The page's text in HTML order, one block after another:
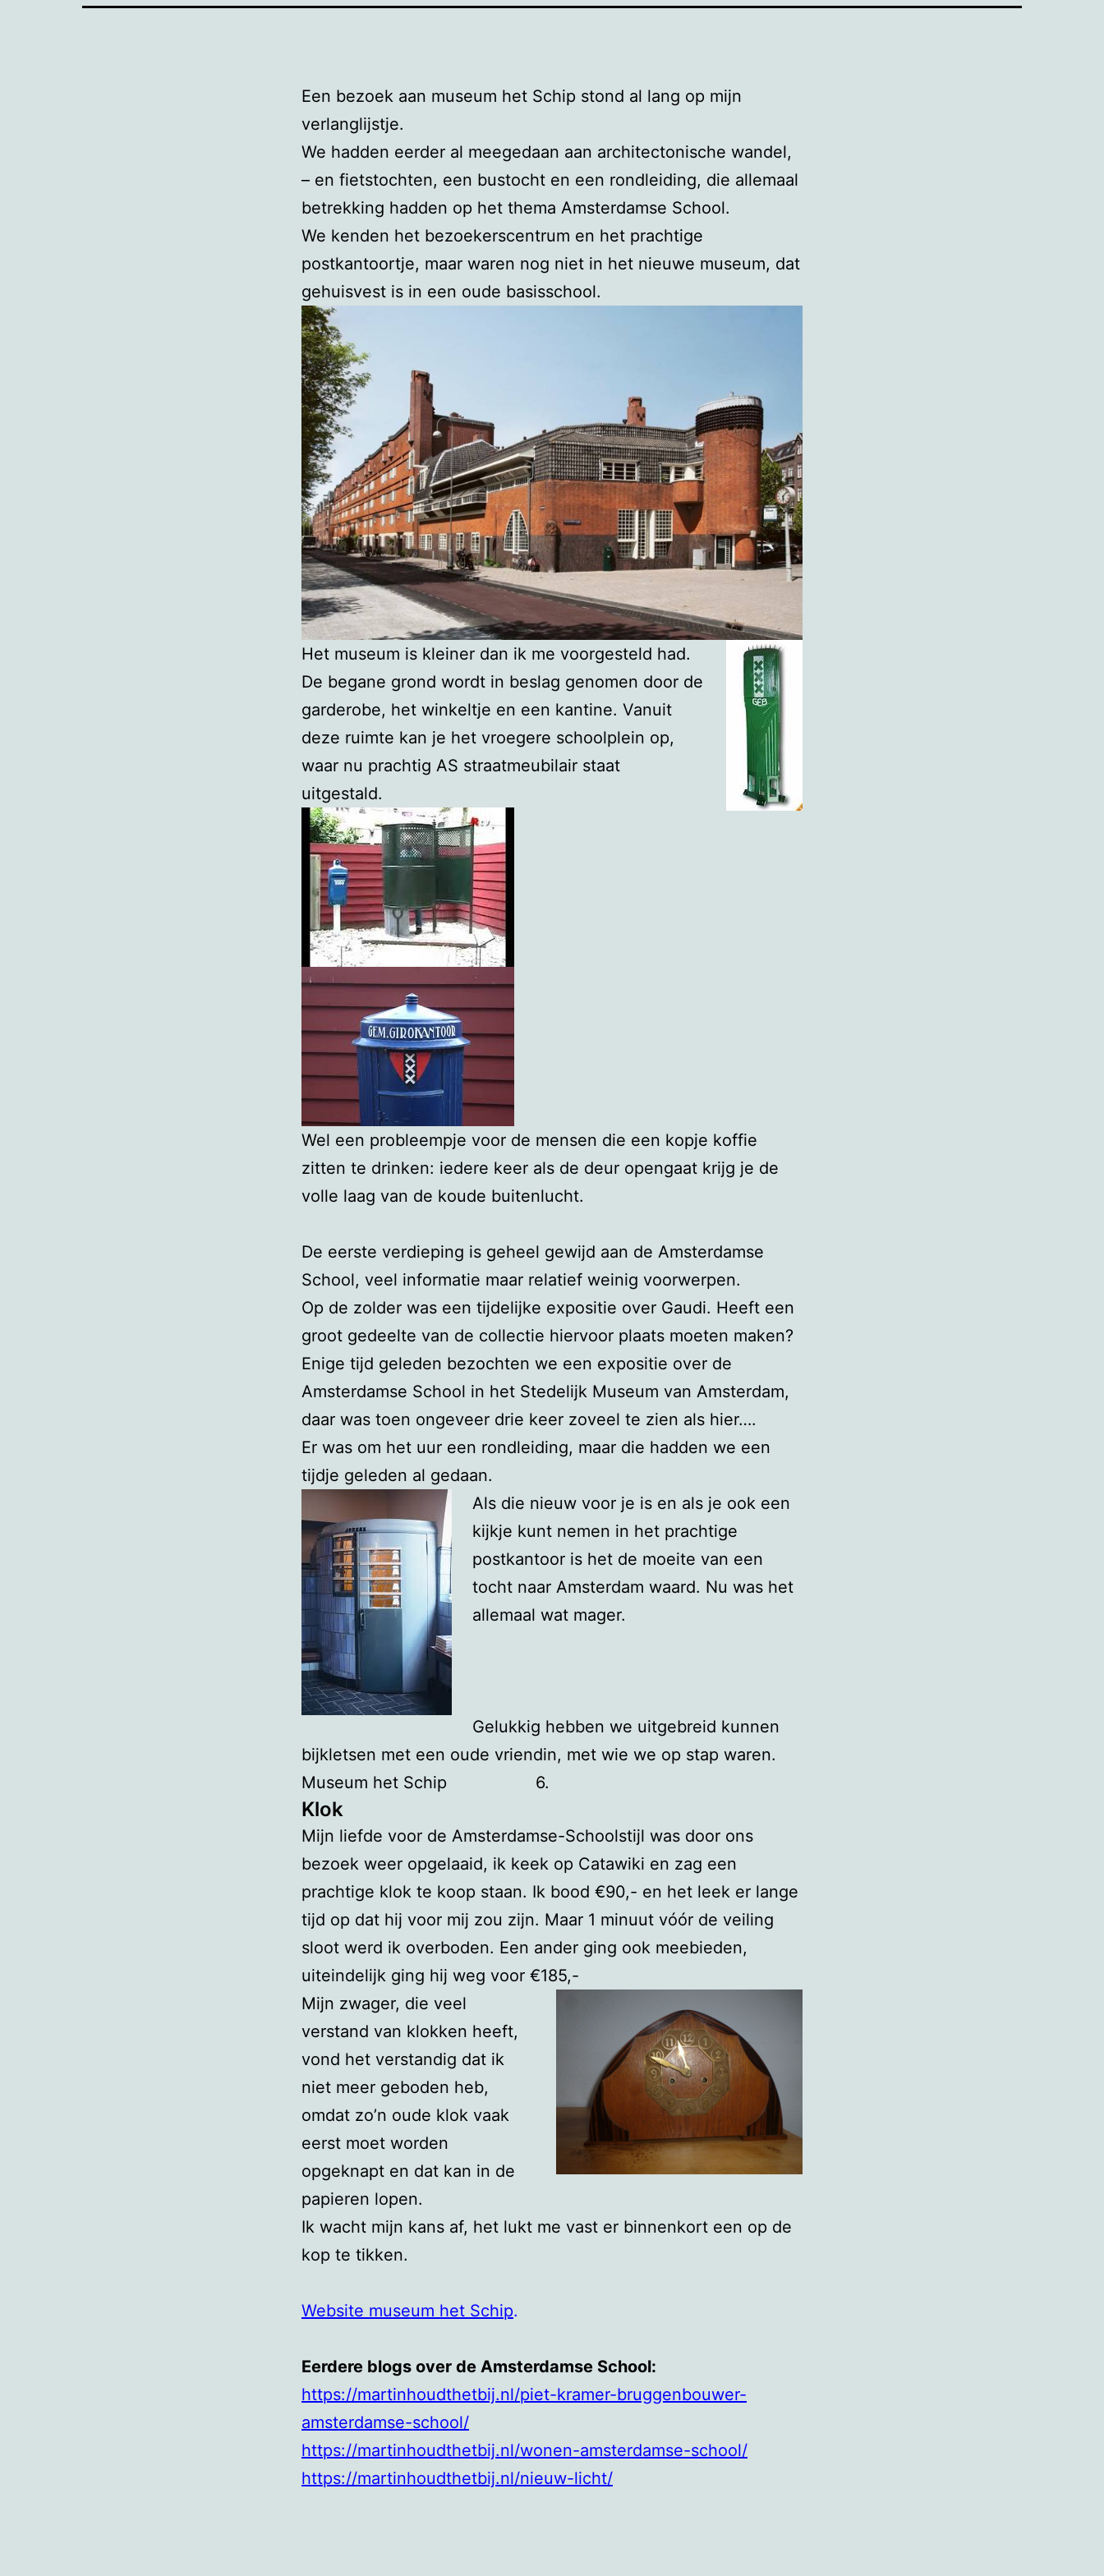
Een bezoek aan museum het Schip stond al lang op mijn
verlanglijstje.
We hadden eerder al meegedaan aan architectonische wandel,
– en fietstochten, een bustocht en een rondleiding, die allemaal
betrekking hadden op het thema Amsterdamse School.
We kenden het bezoekerscentrum en het prachtige
postkantoortje, maar waren nog niet in het nieuwe museum, dat
gehuisvest is in een oude basisschool.
Het museum is kleiner dan ik me voorgesteld had.
De begane grond wordt in beslag genomen door de
garderobe, het winkeltje en een kantine. Vanuit
deze ruimte kan je het vroegere schoolplein op,
waar nu prachtig AS straatmeubilair staat
uitgestald.
Wel een probleempje voor de mensen die een kopje koffie
zitten te drinken: iedere keer als de deur opengaat krijg je de
volle laag van de koude buitenlucht.
De eerste verdieping is geheel gewijd aan de Amsterdamse
School, veel informatie maar relatief weinig voorwerpen.
Op de zolder was een tijdelijke expositie over Gaudi. Heeft een
groot gedeelte van de collectie hiervoor plaats moeten maken?
Enige tijd geleden bezochten we een expositie over de
Amsterdamse School in het Stedelijk Museum van Amsterdam,
daar was toen ongeveer drie keer zoveel te zien als hier….
Er was om het uur een rondleiding, maar die hadden we een
tijdje geleden al gedaan.
Als die nieuw voor je is en als je ook een
kijkje kunt nemen in het prachtige
postkantoor is het de moeite van een
tocht naar Amsterdam waard. Nu was het
allemaal wat mager.
Gelukkig hebben we uitgebreid kunnen
bijkletsen met een oude vriendin, met wie we op stap waren.
Museum het Schip 6.
Klok
Mijn liefde voor de Amsterdamse-Schoolstijl was door ons
bezoek weer opgelaaid, ik keek op Catawiki en zag een
prachtige klok te koop staan. Ik bood €90,- en het leek er lange
tijd op dat hij voor mij zou zijn. Maar 1 minuut vóór de veiling
sloot werd ik overboden. Een ander ging ook meebieden,
uiteindelijk ging hij weg voor €185,-
Mijn zwager, die veel
verstand van klokken heeft,
vond het verstandig dat ik
niet meer geboden heb,
omdat zo’n oude klok vaak
eerst moet worden
opgeknapt en dat kan in de
papieren lopen.
Ik wacht mijn kans af, het lukt me vast er binnenkort een op de
kop te tikken.
Website museum het Schip.
Eerdere blogs over de Amsterdamse School:
https://martinhoudthetbij.nl/piet-kramer-bruggenbouwer-
amsterdamse-school/
https://martinhoudthetbij.nl/wonen-amsterdamse-school/
https://martinhoudthetbij.nl/nieuw-licht/